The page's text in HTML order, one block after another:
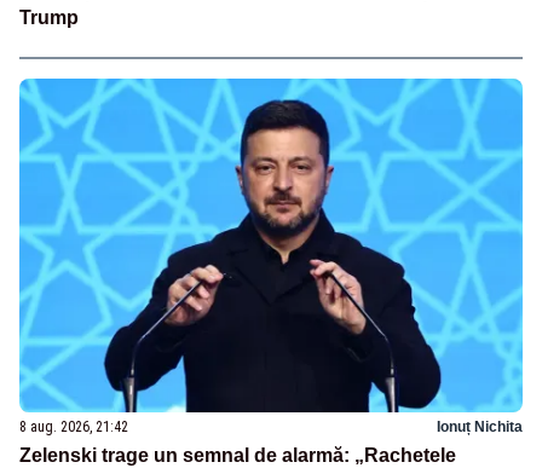
Trump
8 aug. 2026, 21:42 Ionuț Nichita
Zelenski trage un semnal de alarmă: „Rachetele